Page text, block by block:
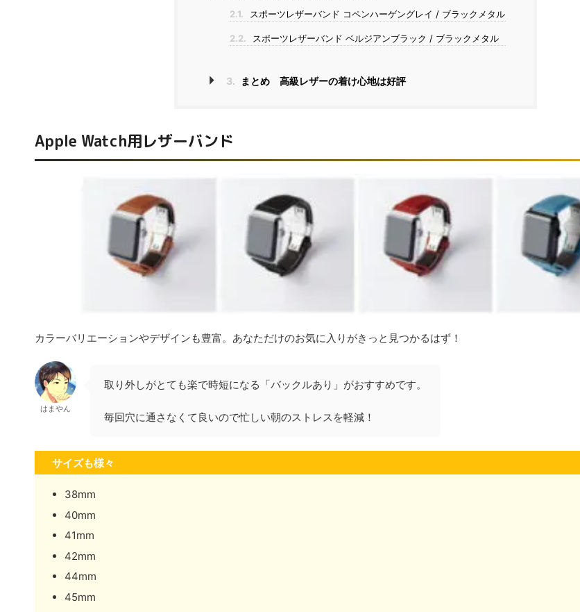
2.1. スポーツレザーバンド コペンハーゲングレイ / ブラックメタル
2.2. スポーツレザーバンド ベルジアンブラック / ブラックメタル
3. まとめ 高級レザーの着け心地は好評
Apple Watch用レザーバンド
カラーバリエーションやデザインも豊富。あなただけのお気に入りがきっと見つかるはず！
はまやん
取り外しがとても楽で時短になる「バックルあり」がおすすめです。
毎回穴に通さなくて良いので忙しい朝のストレスを軽減！
サイズも様々
38mm
40mm
41mm
42mm
44mm
45mm